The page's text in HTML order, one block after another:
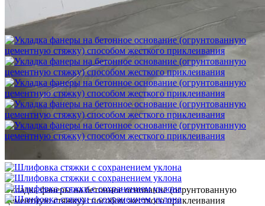
Шлифовка стяжки с сохранением уклона
1 500 ₽
Укладка фанеры на бетонное основание (огрунтованную
цементную стяжку) способом жесткого приклеивания